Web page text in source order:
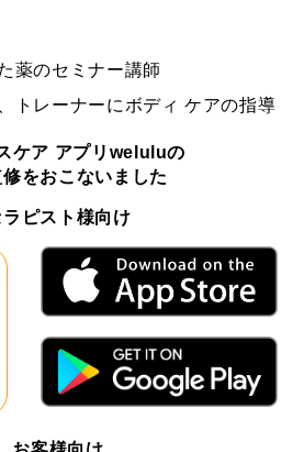
薬のセミナー講師
トレーナーにボディ ケアの指導
ケア アプリweluluの
修をおこないました
ラピスト様向け